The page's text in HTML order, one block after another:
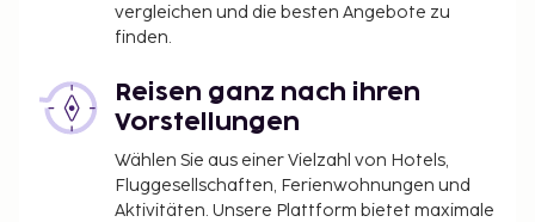
vergleichen und die besten Angebote zu
finden.
Reisen ganz nach ihren
Vorstellungen
Wählen Sie aus einer Vielzahl von Hotels,
Fluggesellschaften, Ferienwohnungen und
Aktivitäten. Unsere Plattform bietet maximale